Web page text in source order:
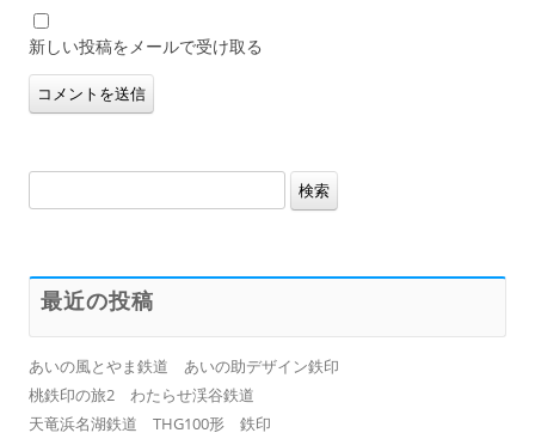
新しい投稿をメールで受け取る
索:
最近の投稿
あいの風とやま鉄道 あいの助デザイン鉄印
桃鉄印の旅2 わたらせ渓谷鉄道
天竜浜名湖鉄道 THG100形 鉄印